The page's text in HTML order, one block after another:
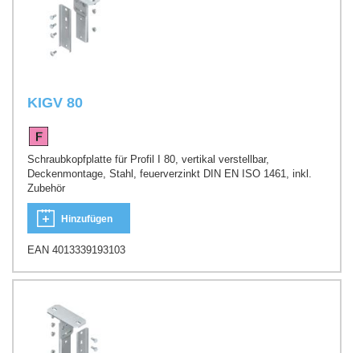
KIGV 80
Schraubkopfplatte für Profil I 80, vertikal verstellbar,
Deckenmontage, Stahl, feuerverzinkt DIN EN ISO 1461, inkl.
Zubehör
Hinzufügen
EAN 4013339193103